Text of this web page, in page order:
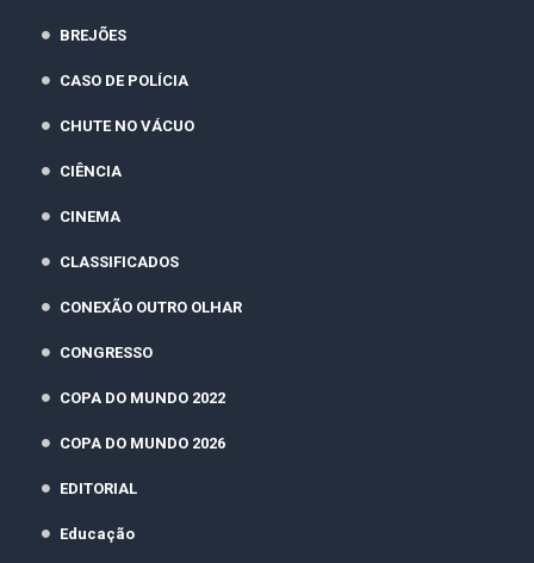
BREJÕES
CASO DE POLÍCIA
CHUTE NO VÁCUO
CIÊNCIA
CINEMA
CLASSIFICADOS
CONEXÃO OUTRO OLHAR
CONGRESSO
COPA DO MUNDO 2022
COPA DO MUNDO 2026
EDITORIAL
Educação